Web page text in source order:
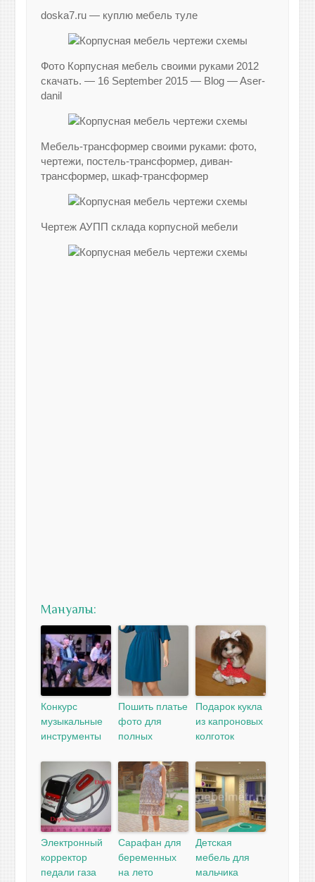
doska7.ru — куплю мебель туле
Фото Корпусная мебель своими руками 2012
скачать. — 16 September 2015 — Blog — Aser-
danil
Мебель-трансформер своими руками: фото,
чертежи, постель-трансформер, диван-
трансформер, шкаф-трансформер
Чертеж АУПП склада корпусной мебели
Мануалы:
Конкурс
музыкальные
инструменты
Пошить платье
фото для
полных
Подарок кукла
из капроновых
колготок
Электронный
корректор
педали газа
Сарафан для
беременных
на лето
Детская
мебель для
мальчика